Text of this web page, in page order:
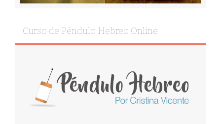
Curso de Péndulo Hebreo Online